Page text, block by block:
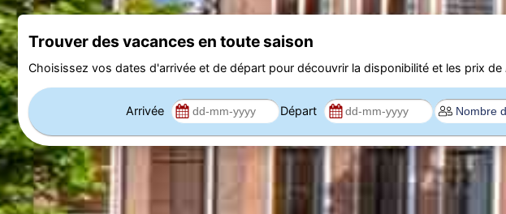
Trouver des vacances en toute saison
Choisissez vos dates d'arrivée et de départ pour découvrir la disponibilité et les prix de
Arrivée Départ